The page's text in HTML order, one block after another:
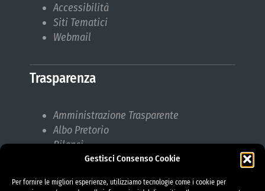
Gestisci Consenso Cookie
Per fornire le migliori esperienze, utilizziamo tecnologie come i cookie per
Accessibilità
Siti Tematici
Webmail
Trasparenza
Amministrazione Trasparente
Albo Pretorio
Bilanci
Bandi di gara